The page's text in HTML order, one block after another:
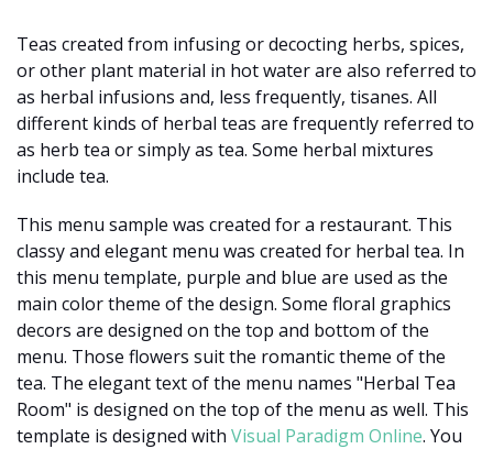
Teas created from infusing or decocting herbs, spices,
or other plant material in hot water are also referred to
as herbal infusions and, less frequently, tisanes. All
different kinds of herbal teas are frequently referred to
as herb tea or simply as tea. Some herbal mixtures
include tea.
This menu sample was created for a restaurant. This
classy and elegant menu was created for herbal tea. In
this menu template, purple and blue are used as the
main color theme of the design. Some floral graphics
decors are designed on the top and bottom of the
menu. Those flowers suit the romantic theme of the
tea. The elegant text of the menu names "Herbal Tea
Room" is designed on the top of the menu as well. This
template is designed with Visual Paradigm Online. You